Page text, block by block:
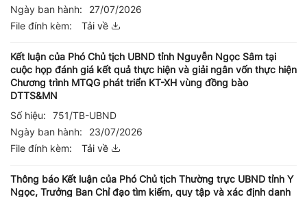
Ngày ban hành:
27/07/2026
File đính kèm:
Tải về
Kết luận của Phó Chủ tịch UBND tỉnh Nguyễn Ngọc Sâm tại
cuộc họp đánh giá kết quả thực hiện và giải ngân vốn thực hiện
Chương trình MTQG phát triển KT-XH vùng đồng bào
DTTS&MN
Số hiệu:
751/TB-UBND
Ngày ban hành:
23/07/2026
File đính kèm:
Tải về
Thông báo Kết luận của Phó Chủ tịch Thường trực UBND tỉnh Y
Ngọc, Trưởng Ban Chỉ đạo tìm kiếm, quy tập và xác định danh